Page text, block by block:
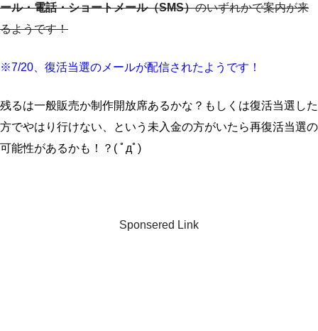
ール・電話・ショートメール（SMS）のいずれかで案内が来
るようです！
※7/20、復活当選のメールが配信されたようです！
残るは一般販売か制作開放席あるかな？もしくは復活当選した
方でやはり行けない、という未入金の方がいたら再復活当選の
可能性があるかも！？( ﾟдﾟ)
Sponsered Link